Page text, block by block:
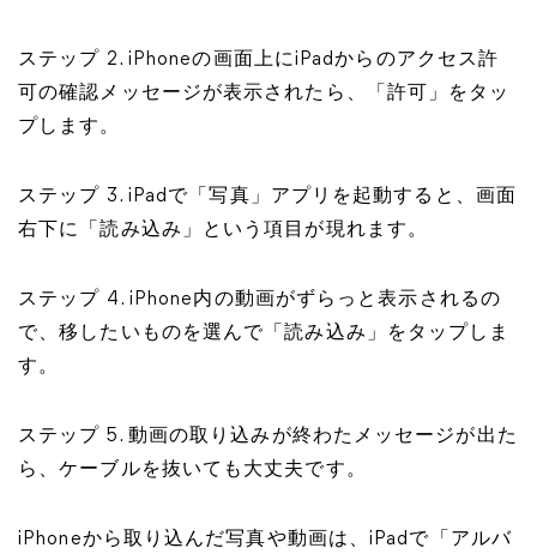
ステップ 2. iPhoneの画面上にiPadからのアクセス許
可の確認メッセージが表示されたら、「許可」をタッ
プします。
ステップ 3. iPadで「写真」アプリを起動すると、画面
右下に「読み込み」という項目が現れます。
ステップ 4. iPhone内の動画がずらっと表示されるの
で、移したいものを選んで「読み込み」をタップしま
す。
ステップ 5. 動画の取り込みが終わたメッセージが出た
ら、ケーブルを抜いても大丈夫です。
iPhoneから取り込んだ写真や動画は、iPadで「アルバ